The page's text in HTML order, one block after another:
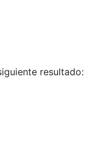
resultado: